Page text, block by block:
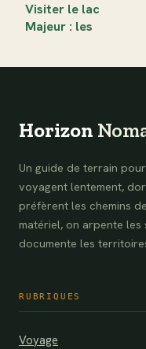
Visiter le lac
Majeur : les
Horizon
Un guide de terrain
voyagent lentement,
préfèrent les chemins
matériel, on arpente les
documente les
RUBRIQUES
Voyage